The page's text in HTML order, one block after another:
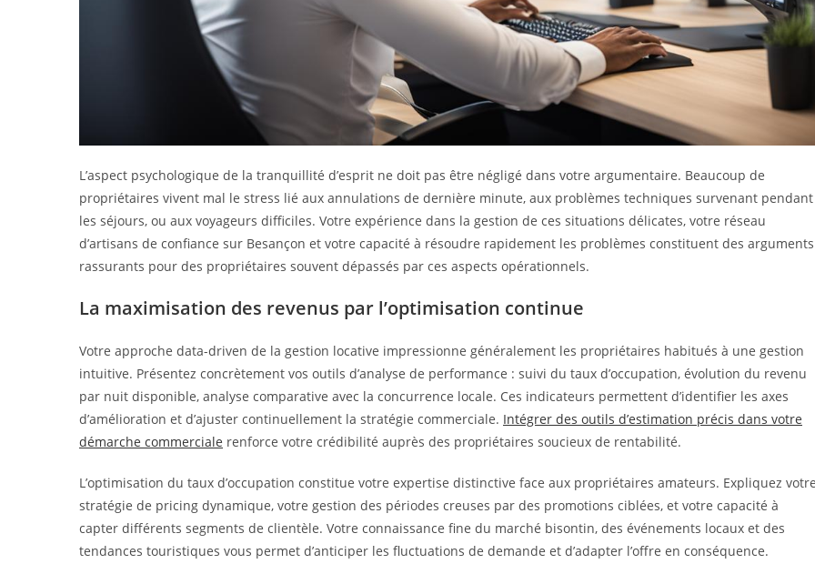
L’aspect psychologique de la tranquillité d’esprit ne doit pas être négligé dans votre argumentaire. Beaucoup de
propriétaires vivent mal le stress lié aux annulations de dernière minute, aux problèmes techniques survenant pendant
les séjours, ou aux voyageurs difficiles. Votre expérience dans la gestion de ces situations délicates, votre réseau
d’artisans de confiance sur Besançon et votre capacité à résoudre rapidement les problèmes constituent des arguments
rassurants pour des propriétaires souvent dépassés par ces aspects opérationnels.
La maximisation des revenus par l’optimisation continue
Votre approche data-driven de la gestion locative impressionne généralement les propriétaires habitués à une gestion
intuitive. Présentez concrètement vos outils d’analyse de performance : suivi du taux d’occupation, évolution du revenu
par nuit disponible, analyse comparative avec la concurrence locale. Ces indicateurs permettent d’identifier les axes
d’amélioration et d’ajuster continuellement la stratégie commerciale. Intégrer des outils d’estimation précis dans votre
démarche commerciale renforce votre crédibilité auprès des propriétaires soucieux de rentabilité.
L’optimisation du taux d’occupation constitue votre expertise distinctive face aux propriétaires amateurs. Expliquez
stratégie de pricing dynamique, votre gestion des périodes creuses par des promotions ciblées, et votre capacité à
capter différents segments de clientèle. Votre connaissance fine du marché bisontin, des événements locaux et des
tendances touristiques vous permet d’anticiper les fluctuations de demande et d’adapter l’offre en conséquence.